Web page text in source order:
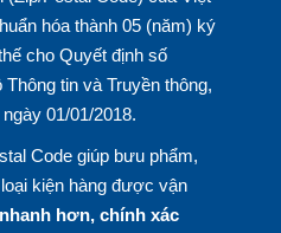
hóa thành 05 (năm) ký
cho Quyết định số
tin và Truyền thông,
01/01/2018.
Code giúp bưu phẩm,
kiện hàng được vận
nhanh hơn, chính xác